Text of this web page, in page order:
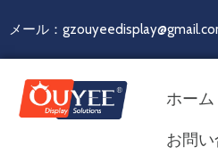
メール：
ホーム
お問